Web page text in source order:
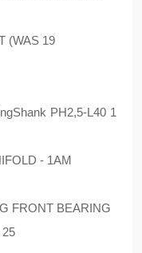
(WAS 19
PH2,5-L40 1
- 1AM
FRONT BEARING